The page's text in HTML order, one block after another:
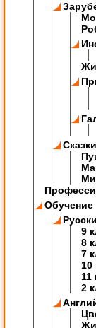
Обучение
9
8
7
10
11
2